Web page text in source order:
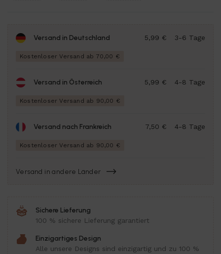
Versand in Deutschland 3-6 Tage
5,99 €
Kostenloser Versand ab 70,00 €
Versand in Österreich 4-8 Tage
5,99 €
Kostenloser Versand ab 90,00 €
Versand nach Frankreich 4-8 Tage
7,50 €
Kostenloser Versand ab 90,00 €
Versand in andere Länder
Sichere Lieferung
100 % sichere Lieferung garantiert
Einzigartiges Design
Alle unsere Designs sind einzigartig und zu 100 %